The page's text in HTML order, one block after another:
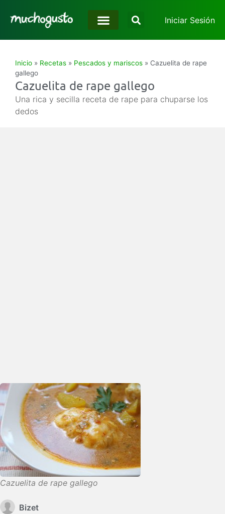
Iniciar Sesión
Inicio » Recetas » Pescados y mariscos » Cazuelita de rape
gallego
Cazuelita de rape gallego
Una rica y secilla receta de rape para chuparse los
dedos
Cazuelita de rape gallego
Bizet